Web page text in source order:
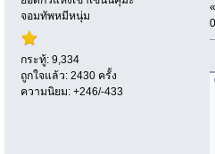
จอมทัพหมีหนุ่ม
กระทู้: 9,334
ถูกใจแล้ว: 2430 ครั้ง
ความนิยม: +246/-433
«